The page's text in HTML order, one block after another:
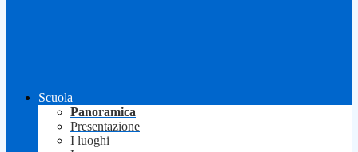
Scuola
Panoramica
Presentazione
I luoghi